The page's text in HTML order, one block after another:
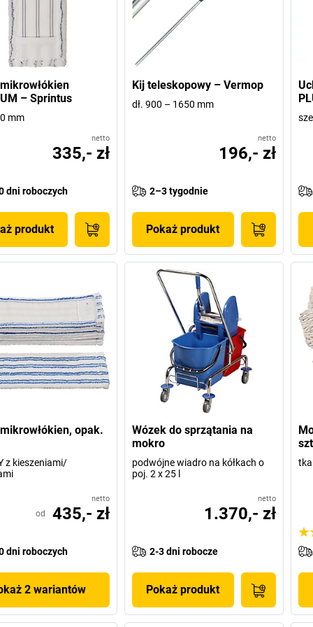
– Sprintus
mm
netto
335,- zł
dni roboczych
produkt
Kij teleskopowy – Vermop
dł. 900 – 1650 mm
netto
196,- zł
2–3 tygodnie
Pokaż produkt
opak.
z kieszeniami/
netto
od 435,- zł
dni roboczych
2 wariantów
Wózek do sprzątania na
mokro
podwójne wiadro na kółkach o
poj. 2 x 25 l
netto
1.370,- zł
2-3 dni robocze
Pokaż produkt